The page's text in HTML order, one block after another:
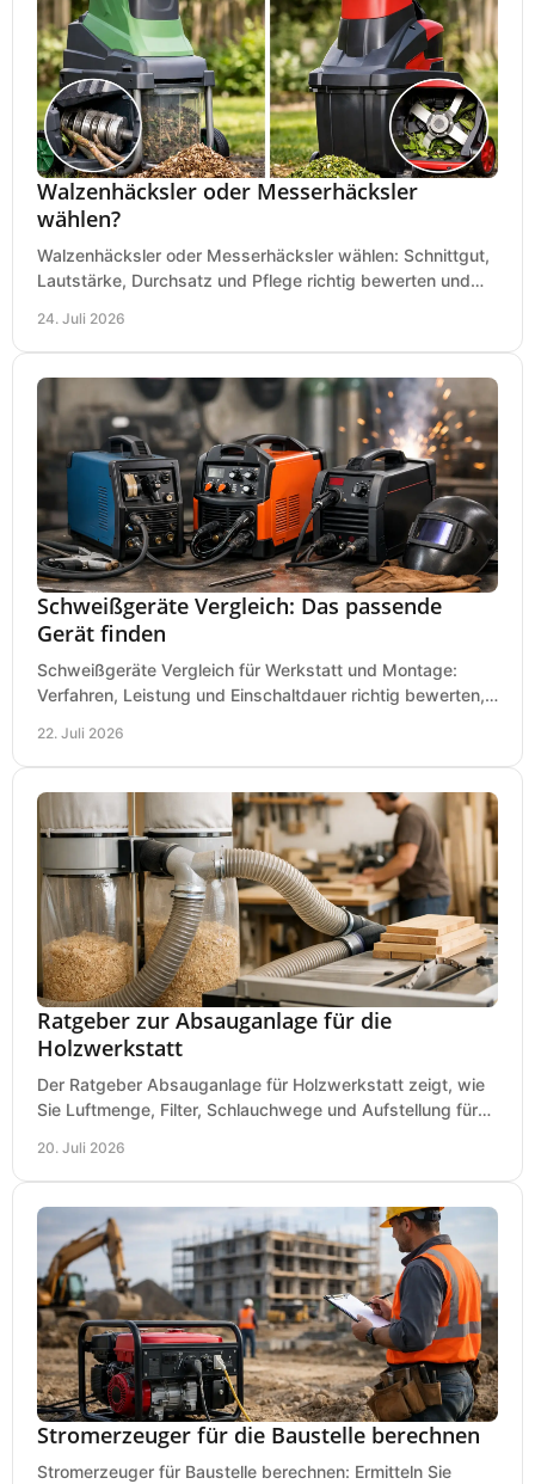
Walzenhäcksler oder Messerhäcksler
wählen?
Walzenhäcksler oder Messerhäcksler wählen: Schnittgut,
Lautstärke, Durchsatz und Pflege richtig bewerten und
24. Juli 2026
Schweißgeräte Vergleich: Das passende
Gerät finden
Schweißgeräte Vergleich für Werkstatt und Montage:
Verfahren, Leistung und Einschaltdauer richtig bewerten,
22. Juli 2026
Ratgeber zur Absauganlage für die
Holzwerkstatt
Der Ratgeber Absauganlage für Holzwerkstatt zeigt, wie
Sie Luftmenge, Filter, Schlauchwege und Aufstellung für
20. Juli 2026
Stromerzeuger für die Baustelle berechnen
Stromerzeuger für Baustelle berechnen: Ermitteln Sie